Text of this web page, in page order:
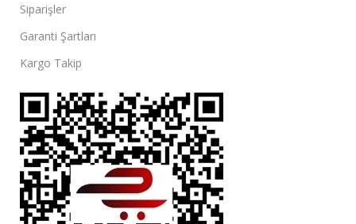
Siparişler
Garanti Şartları
Kargo Takip